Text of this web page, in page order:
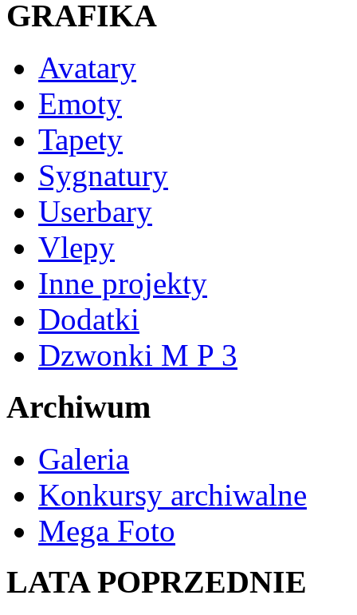
GRAFIKA
Avatary
Emoty
Tapety
Sygnatury
Userbary
Vlepy
Inne projekty
Dodatki
Dzwonki M P 3
Archiwum
Galeria
Konkursy archiwalne
Mega Foto
LATA POPRZEDNIE